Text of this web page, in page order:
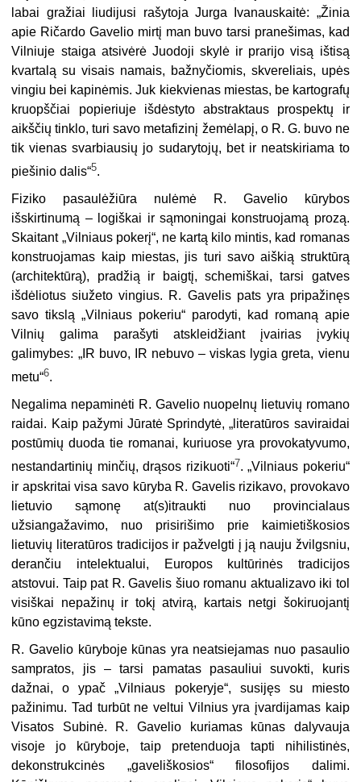
labai gražiai liudijusi rašytoja Jurga Ivanauskaitė: „Žinia
apie Ričardo Gavelio mirtį man buvo tarsi pranešimas, kad
Vilniuje staiga atsivėrė Juodoji skylė ir prarijo visą ištisą
kvartalą su visais namais, bažnyčiomis, skvereliais, upės
vingiu bei kapinėmis. Juk kiekvienas miestas, be kartografų
kruopščiai popieriuje išdėstyto abstraktaus prospektų ir
aikščių tinklo, turi savo metafizinį žemėlapį, o R. G. buvo ne
tik vienas svarbiausių jo sudarytojų, bet ir neatskiriama to
piešinio dalis“5.
Fiziko pasaulėžiūra nulėmė R. Gavelio kūrybos
išskirtinumą – logiškai ir sąmoningai konstruojamą prozą.
Skaitant „Vilniaus pokerį“, ne kartą kilo mintis, kad romanas
konstruojamas kaip miestas, jis turi savo aiškią struktūrą
(architektūrą), pradžią ir baigtį, schemiškai, tarsi gatves
išdėliotus siužeto vingius. R. Gavelis pats yra pripažinęs
savo tikslą „Vilniaus pokeriu“ parodyti, kad romaną apie
Vilnių galima parašyti atskleidžiant įvairias įvykių
galimybes: „IR buvo, IR nebuvo – viskas lygia greta, vienu
metu“6.
Negalima nepaminėti R. Gavelio nuopelnų lietuvių romano
raidai. Kaip pažymi Jūratė Sprindytė, „literatūros saviraidai
postūmių duoda tie romanai, kuriuose yra provokatyvumo,
nestandartinių minčių, drąsos rizikuoti“7. „Vilniaus pokeriu“
ir apskritai visa savo kūryba R. Gavelis rizikavo, provokavo
lietuvio sąmonę at(s)itraukti nuo provincialaus
užsiangažavimo, nuo prisirišimo prie kaimietiškosios
lietuvių literatūros tradicijos ir pažvelgti į ją nauju žvilgsniu,
derančiu intelektualui, Europos kultūrinės tradicijos
atstovui. Taip pat R. Gavelis šiuo romanu aktualizavo iki tol
visiškai nepažinų ir tokį atvirą, kartais netgi šokiruojantį
kūno egzistavimą tekste.
R. Gavelio kūryboje kūnas yra neatsiejamas nuo pasaulio
sampratos, jis – tarsi pamatas pasauliui suvokti, kuris
dažnai, o ypač „Vilniaus pokeryje“, susijęs su miesto
pažinimu. Tad turbūt ne veltui Vilnius yra įvardijamas kaip
Visatos Subinė. R. Gavelio kuriamas kūnas dalyvauja
visoje jo kūryboje, taip pretenduoja tapti nihilistinės,
dekonstrukcinės „gaveliškosios“ filosofijos dalimi.